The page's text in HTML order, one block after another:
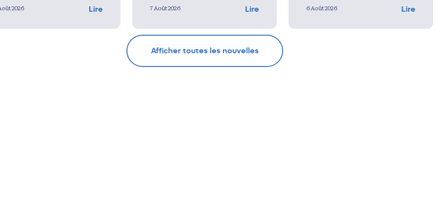
2026 Lire 7 Août 2026 Lire 6 Août 2026 Lire
Afficher toutes les nouvelles